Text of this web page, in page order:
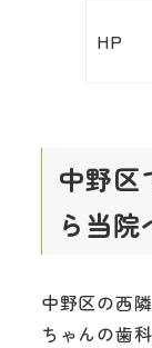
HP
中野区
ら当院
中野区の西
ちゃんの歯